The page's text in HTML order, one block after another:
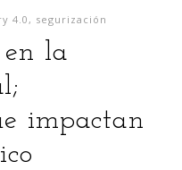
4.0, segurización
la
impactan